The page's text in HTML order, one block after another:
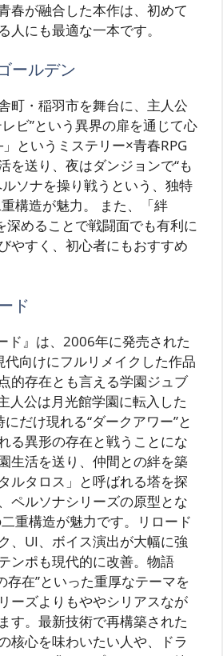
春が融合した本作は、初めて
人にも最適な一本です。
ールデン
町・稲羽市を舞台に、主人公
ビ”という異界の扉を通じて心
というミステリー×青春RPG
を送り、夜はダンジョンで“も
ソナを操り戦うという、独特
構造が魅力。
また、「絆
深めることで戦闘面でも有利に
やすく、初心者にもおすすめ
ド
ド』は、2006年に発売された
代向けにフルリメイクした作品
的存在とも言える学園ジュブ
人公は月光館学園に転入した
だけ現れる“ダークアワー”と
る異形の存在と戦うことにな
生活を送り、仲間との絆を築
ルタロス」と呼ばれる塔を探
ペルソナシリーズの原型とな
重構造が魅力です。リロード
、UI、ボイス演出が大幅に強
ンポも現代的に改善。物語
存在”といった重厚なテーマを
ーズよりもややシリアスなが
す。最新技術で再構築された
核心を味わいたい人や、ドラ